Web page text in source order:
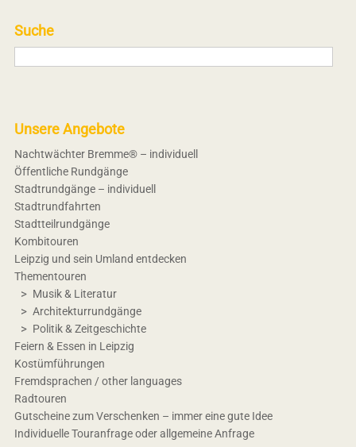
Suche
Unsere Angebote
Nachtwächter Bremme® – individuell
Öffentliche Rundgänge
Stadtrundgänge – individuell
Stadtrundfahrten
Stadtteilrundgänge
Kombitouren
Leipzig und sein Umland entdecken
Thementouren
Musik & Literatur
Architekturrundgänge
Politik & Zeitgeschichte
Feiern & Essen in Leipzig
Kostümführungen
Fremdsprachen / other languages
Radtouren
Gutscheine zum Verschenken – immer eine gute Idee
Individuelle Touranfrage oder allgemeine Anfrage